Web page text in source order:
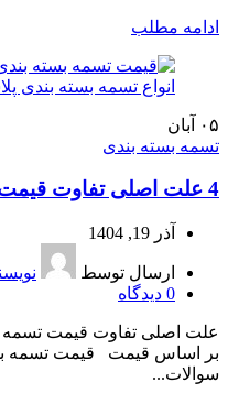
ادامه مطلب
۰۵
آبان
تسمه بسته بندی
4 علت اصلی تفاوت قیمت تسمه بسته بندی پلاستیکی
آذر 19, 1404
ارسال توسط
0 دیدگاه
علت اصلی تفاوت قیمت تسمه
بر اساس قیمت قیمت تسمه
سوالات...